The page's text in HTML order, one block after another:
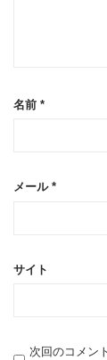
名前 *
メール *
サイト
次回のコメン